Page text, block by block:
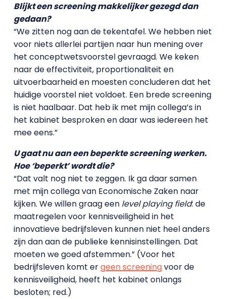
Blijkt een screening makkelijker gezegd dan
gedaan?
“We zitten nog aan de tekentafel. We hebben niet
voor niets allerlei partijen naar hun mening over
het conceptwetsvoorstel gevraagd. We keken
naar de effectiviteit, proportionaliteit en
uitvoerbaarheid en moesten concluderen dat het
huidige voorstel niet voldoet. Een brede screening
is niet haalbaar. Dat heb ik met mijn collega’s in
het kabinet besproken en daar was iedereen het
mee eens.”
U gaat nu aan een beperkte screening werken.
Hoe ‘beperkt’ wordt die?
“Dat valt nog niet te zeggen. Ik ga daar samen
met mijn collega van Economische Zaken naar
kijken. We willen graag een level playing field: de
maatregelen voor kennisveiligheid in het
innovatieve bedrijfsleven kunnen niet heel anders
zijn dan aan de publieke kennisinstellingen. Dat
moeten we goed afstemmen.” (Voor het
bedrijfsleven komt ergeen screeningvoor de
kennisveiligheid, heeft het kabinet onlangs
besloten; red.)